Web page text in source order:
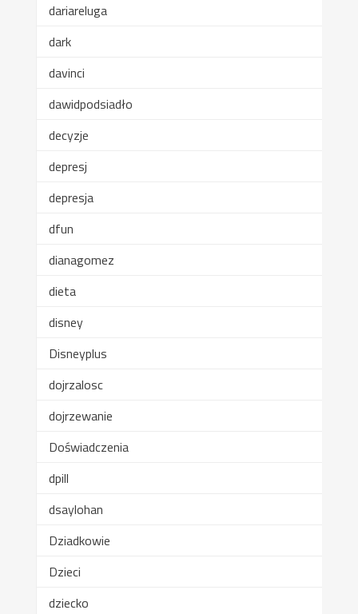
dariareluga
dark
davinci
dawidpodsiadło
decyzje
depresj
depresja
dfun
dianagomez
dieta
disney
Disneyplus
dojrzalosc
dojrzewanie
Doświadczenia
dpill
dsaylohan
Dziadkowie
Dzieci
dziecko